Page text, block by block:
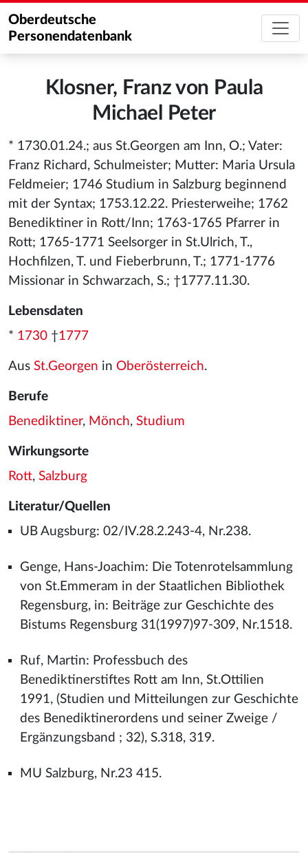
Oberdeutsche
Personendatenbank
Klosner, Franz von Paula
Michael Peter
* 1730.01.24.; aus St.Georgen am Inn, O.; Vater:
Franz Richard, Schulmeister; Mutter: Maria Ursula
Feldmeier; 1746 Studium in Salzburg beginnend
mit der Syntax; 1753.12.22. Priesterweihe; 1762
Benediktiner in Rott/Inn; 1763-1765 Pfarrer in
Rott; 1765-1771 Seelsorger in St.Ulrich, T.,
Hochfilzen, T. und Fieberbrunn, T.; 1771-1776
Missionar in Schwarzach, S.; †1777.11.30.
Lebensdaten
* 1730 †1777
Aus St.Georgen in Oberösterreich.
Berufe
Benediktiner, Mönch, Studium
Wirkungsorte
Rott, Salzburg
Literatur/Quellen
UB Augsburg: 02/IV.28.2.243-4, Nr.238.
Genge, Hans-Joachim: Die Totenrotelsammlung
von St.Emmeram in der Staatlichen Bibliothek
Regensburg, in: Beiträge zur Geschichte des
Bistums Regensburg 31(1997)97-309, Nr.1518.
Ruf, Martin: Professbuch des
Benediktinerstiftes Rott am Inn, St.Ottilien
1991, (Studien und Mitteilungen zur Geschichte
des Benediktinerordens und seiner Zweige /
Ergänzungsband ; 32), S.318, 319.
MU Salzburg, Nr.23 415.